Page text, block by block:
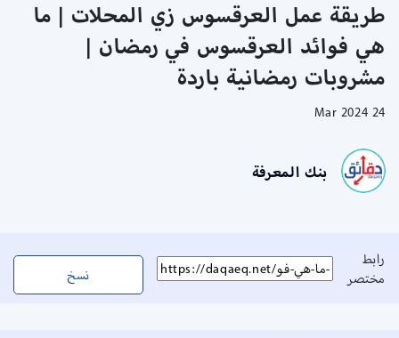
طريقة عمل العرقسوس زي المحلات | ما
هي فوائد العرقسوس في رمضان |
مشروبات رمضانية باردة
24 Mar 2024
بنك المعرفة
رابط
مختصر
نسخ